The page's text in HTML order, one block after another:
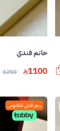
خاتم فندي
1100
1250
سعر قابل للتفاوض